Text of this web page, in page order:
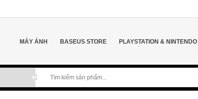
MÁY ẢNH BASEUS STORE PLAYSTATION & NINTENDO